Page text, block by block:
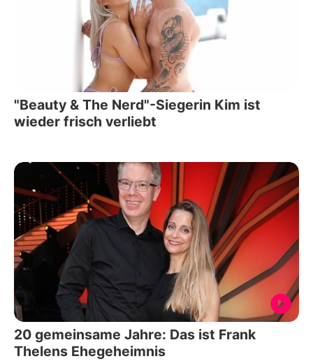
"Beauty & The Nerd"-Siegerin Kim ist
wieder frisch verliebt
20 gemeinsame Jahre: Das ist Frank
Thelens Ehegeheimnis